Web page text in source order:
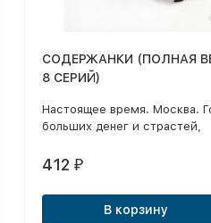
СОДЕРЖАНКИ (ПОЛНАЯ
8 СЕРИЙ)
Настоящее время. Москва.
больших денег и страстей,
состоятельных мужчин,
412 ₽
В корзину